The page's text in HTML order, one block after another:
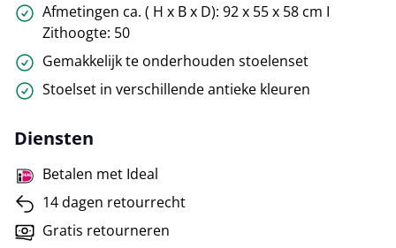
Afmetingen ca. ( H x B x D): 92 x 55 x 58 cm I
Zithoogte: 50
Gemakkelijk te onderhouden stoelenset
Stoelset in verschillende antieke kleuren
Diensten
Betalen met Ideal
14 dagen retourrecht
Gratis retourneren